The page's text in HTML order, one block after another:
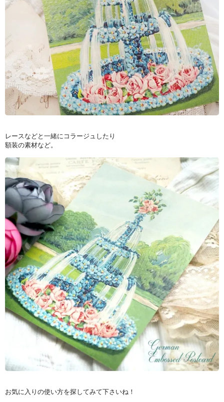
レースなどと一緒にコラージュしたり
額装の素材など。
お気に入りの使い方を探してみて下さいね！